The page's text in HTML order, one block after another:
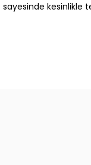
sayesinde kesinlikle